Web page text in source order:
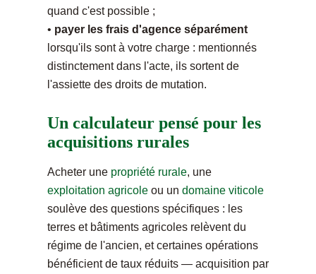
quand c'est possible ;
• payer les frais d'agence séparément
lorsqu'ils sont à votre charge : mentionnés
distinctement dans l'acte, ils sortent de
l'assiette des droits de mutation.
Un calculateur pensé pour les
acquisitions rurales
Acheter une propriété rurale, une
exploitation agricole ou un domaine viticole
soulève des questions spécifiques : les
terres et bâtiments agricoles relèvent du
régime de l'ancien, et certaines opérations
bénéficient de taux réduits — acquisition par